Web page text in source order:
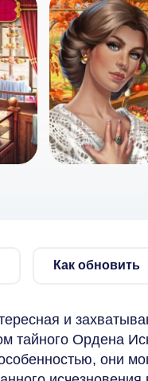
Как обновить
и
тайного Ордена
они